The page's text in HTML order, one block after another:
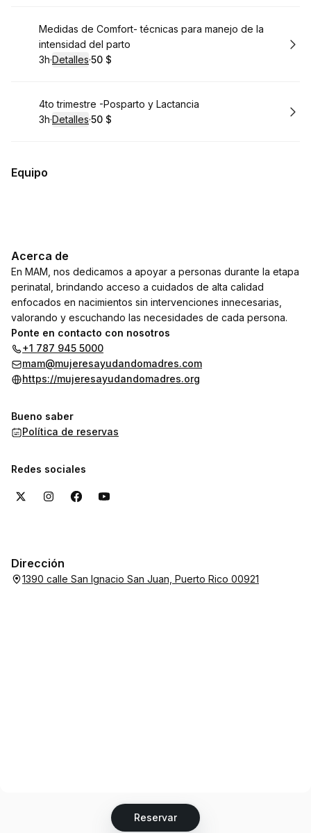
Reservar
Reservar
Medidas de Comfort- técnicas para manejo de la
intensidad del parto
.Duración:
3h·Detalles·
.Precio
50 $
Reservar
4to trimestre -Posparto y Lactancia
.Duración:
3h·Detalles·
.Precio
50 $
Equipo
Acerca de
En MAM, nos dedicamos a apoyar a personas durante la etapa
perinatal, brindando acceso a cuidados de alta calidad
enfocados en nacimientos sin intervenciones innecesarias,
valorando y escuchando las necesidades de cada persona.
Ponte en contacto con nosotros
+1 787 945 5000
mam@mujeresayudandomadres.com
https://mujeresayudandomadres.org
Bueno saber
Política de reservas
Redes sociales
Dirección
1390 calle San Ignacio San Juan, Puerto Rico 00921